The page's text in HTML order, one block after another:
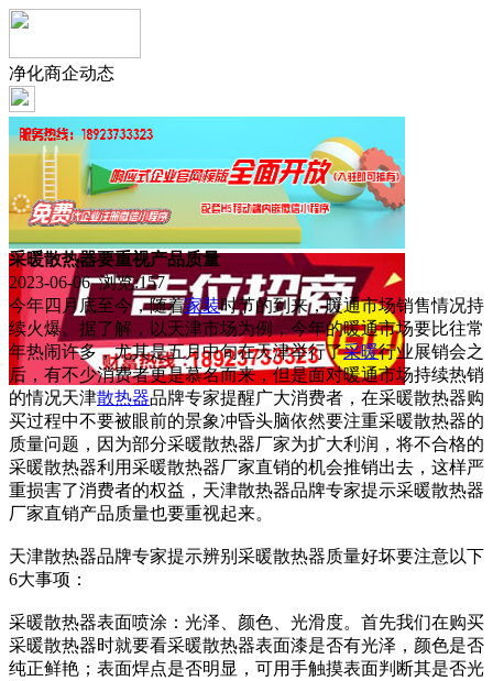
净化商企动态
采暖散热器要重视产品质量
2023-06-06 浏览:157
今年四月底至今，随着家装时节的到来，暖通市场销售情况持
续火爆。据了解，以天津市场为例，今年的暖通市场要比往常
年热闹许多，尤其是五月中旬在天津举行了采暖行业展销会之
后，有不少消费者更是慕名而来，但是面对暖通市场持续热销
的情况天津散热器品牌专家提醒广大消费者，在采暖散热器购
买过程中不要被眼前的景象冲昏头脑依然要注重采暖散热器的
质量问题，因为部分采暖散热器厂家为扩大利润，将不合格的
采暖散热器利用采暖散热器厂家直销的机会推销出去，这样严
重损害了消费者的权益，天津散热器品牌专家提示采暖散热器
厂家直销产品质量也要重视起来。
天津散热器品牌专家提示辨别采暖散热器质量好坏要注意以下
6大事项：
采暖散热器表面喷涂：光泽、颜色、光滑度。首先我们在购买
采暖散热器时就要看采暖散热器表面漆是否有光泽，颜色是否
纯正鲜艳；表面焊点是否明显，可用手触摸表面判断其是否光